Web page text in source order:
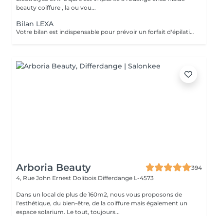
beauty coiffure , la ou vou...
Bilan LEXA
Votre bilan est indispensable pour prévoir un forfait d'épilation par Électrolyse. Il permettra de vous expliquer comment cela fonctionne ainsi de personnaliser votre forfait en fonction de vos besoins et de votre budget. L'électrolyse est une technique d'épilation définitive sur : Poils blancs,roux,noirs Peaux blanches,noires,métissées Zones tatouées Fin de protocoles IPL Duvets fins Zones hormonales femmes Votre bilan vous sera offert lors de la souscription d'un abonnement.
Arboria Beauty
394
4, Rue John Ernest Dolibois Differdange L-4573
Dans un local de plus de 160m2, nous vous proposons de
l'esthétique, du bien-être, de la coiffure mais également un
espace solarium. Le tout, toujours...